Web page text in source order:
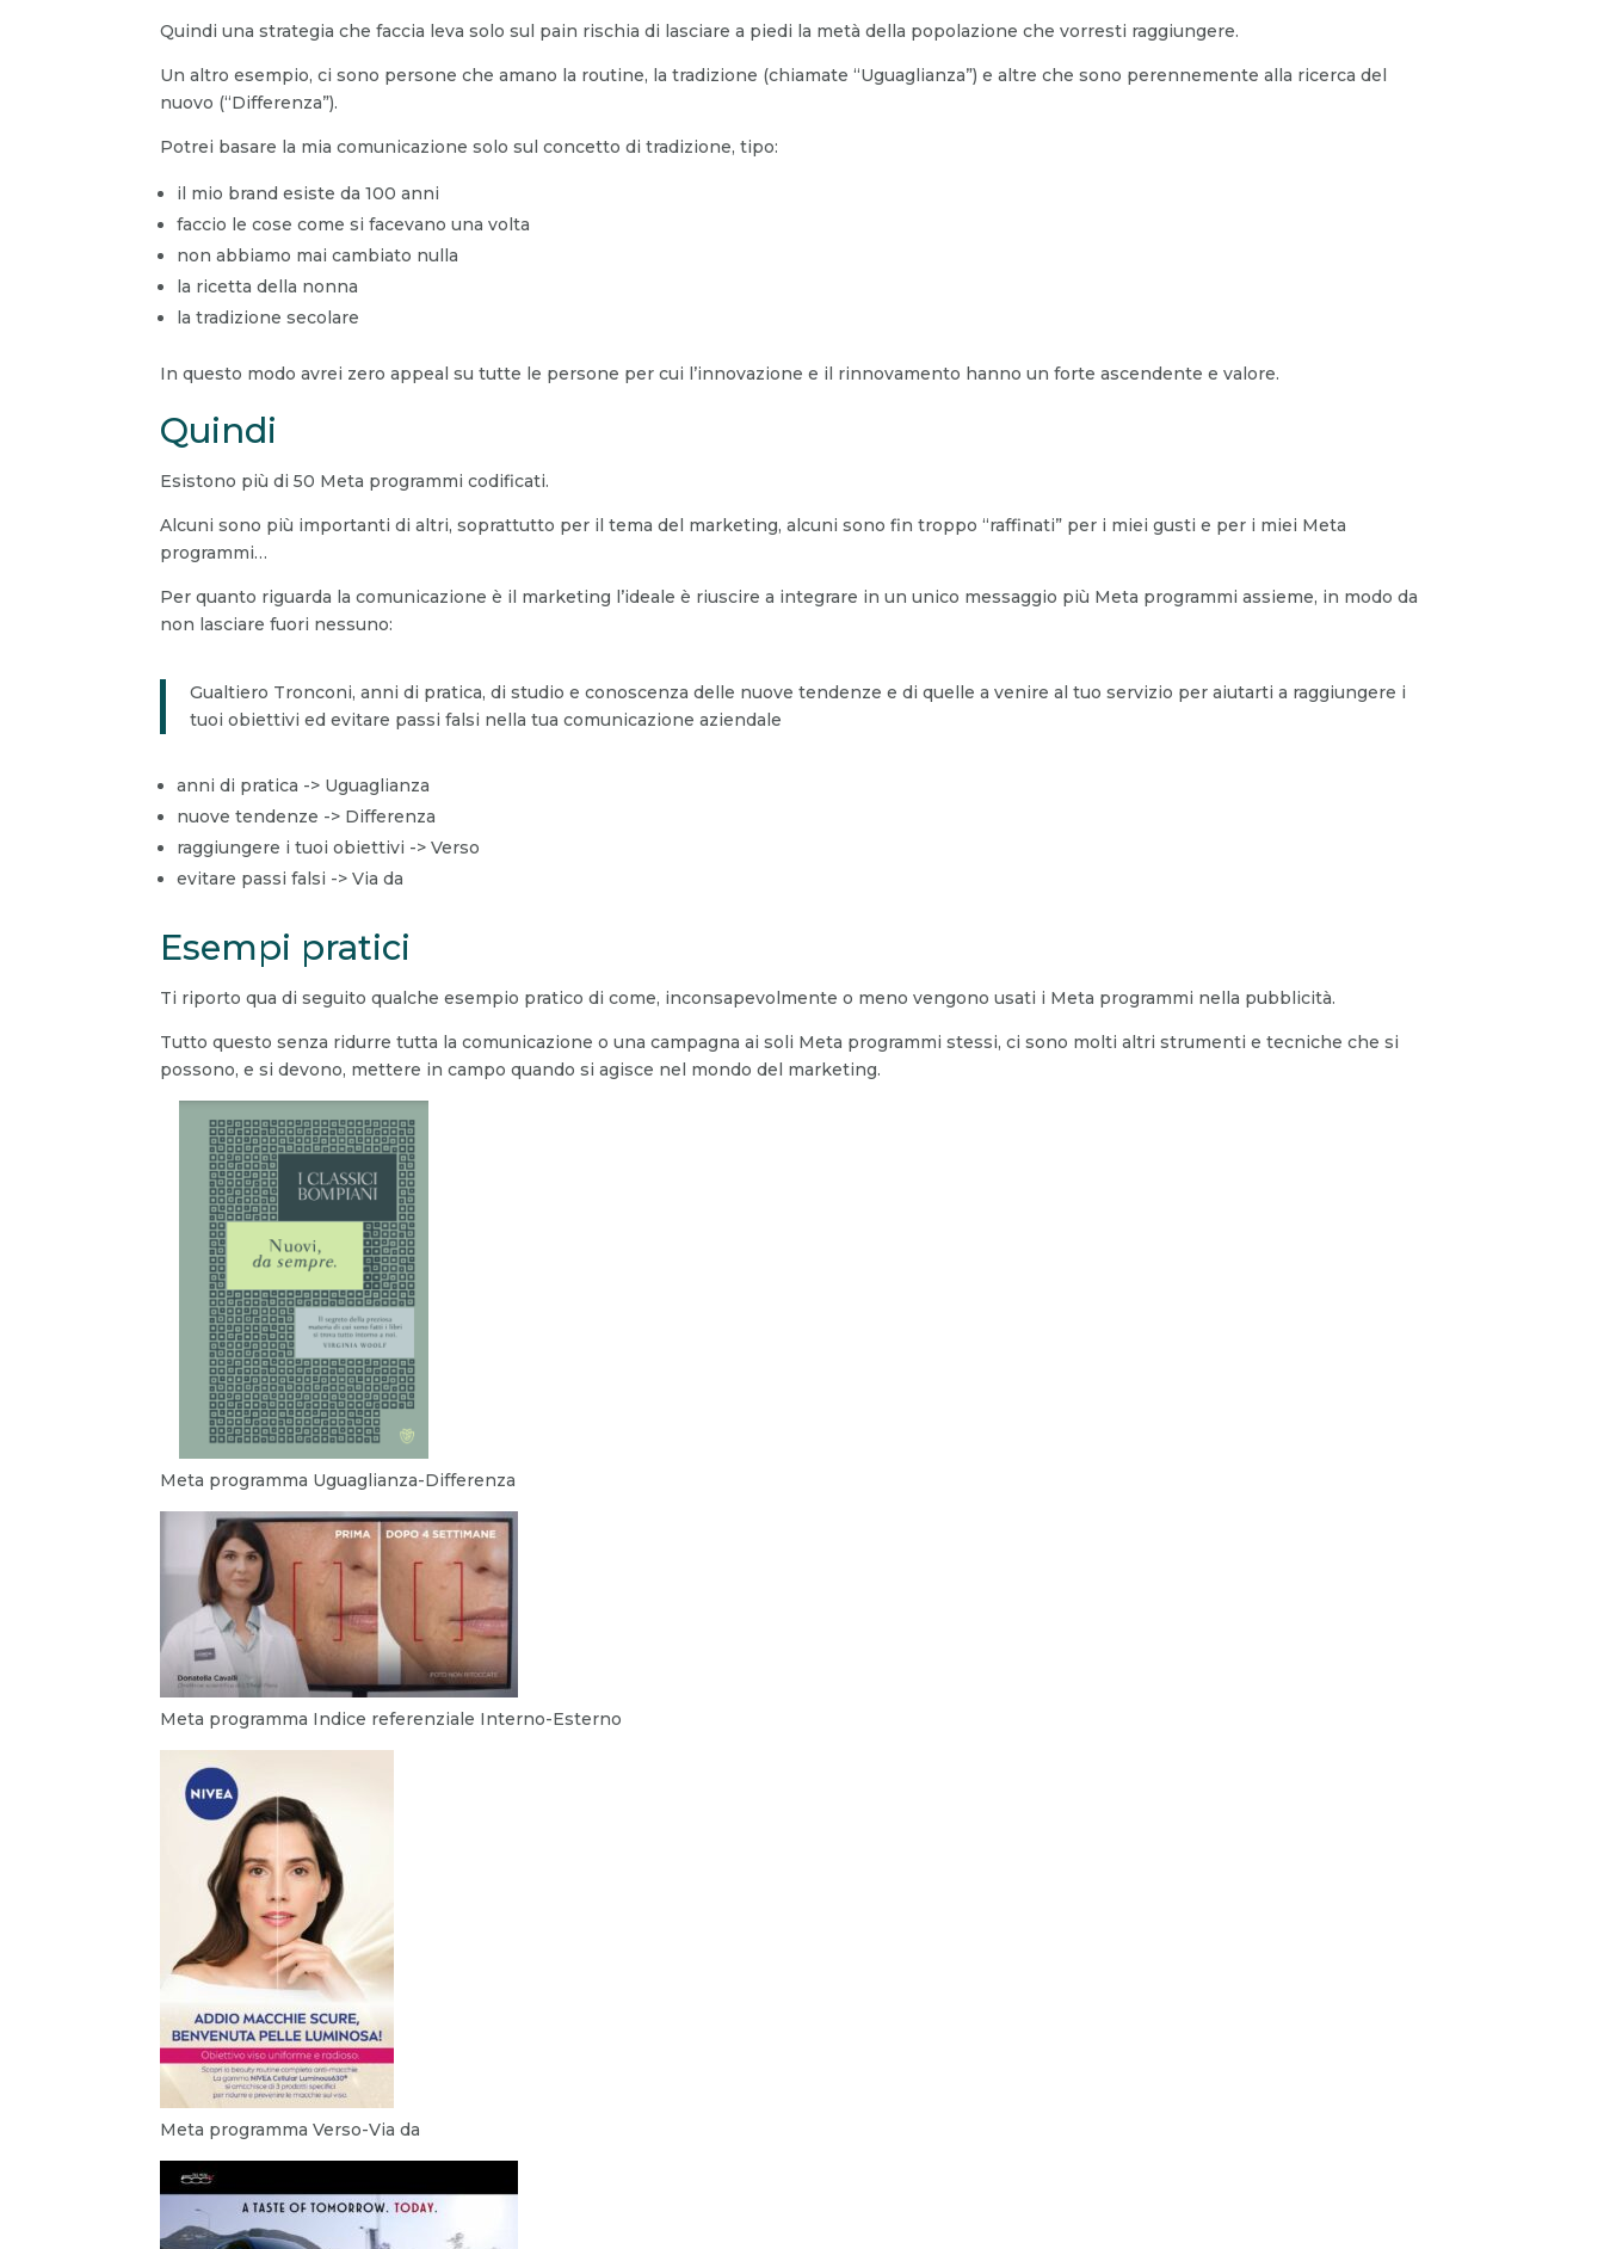
Quindi una strategia che faccia leva solo sul pain rischia di lasciare a piedi la metà della popolazione che vorresti raggiungere.
Un altro esempio, ci sono persone che amano la routine, la tradizione (chiamate “Uguaglianza”) e altre che sono perennemente alla ricerca del
nuovo (“Differenza”).
Potrei basare la mia comunicazione solo sul concetto di tradizione, tipo:
il mio brand esiste da 100 anni
faccio le cose come si facevano una volta
non abbiamo mai cambiato nulla
la ricetta della nonna
la tradizione secolare
In questo modo avrei zero appeal su tutte le persone per cui l’innovazione e il rinnovamento hanno un forte ascendente e valore.
Quindi
Esistono più di 50 Meta programmi codificati.
Alcuni sono più importanti di altri, soprattutto per il tema del marketing, alcuni sono fin troppo “raffinati” per i miei gusti e per i miei Meta
programmi…
Per quanto riguarda la comunicazione è il marketing l’ideale è riuscire a integrare in un unico messaggio più Meta programmi assieme, in modo da
non lasciare fuori nessuno:
Gualtiero Tronconi, anni di pratica, di studio e conoscenza delle nuove tendenze e di quelle a venire al tuo servizio per aiutarti a raggiungere i
tuoi obiettivi ed evitare passi falsi nella tua comunicazione aziendale
anni di pratica -> Uguaglianza
nuove tendenze -> Differenza
raggiungere i tuoi obiettivi -> Verso
evitare passi falsi -> Via da
Esempi pratici
Ti riporto qua di seguito qualche esempio pratico di come, inconsapevolmente o meno vengono usati i Meta programmi nella pubblicità.
Tutto questo senza ridurre tutta la comunicazione o una campagna ai soli Meta programmi stessi, ci sono molti altri strumenti e tecniche che si
possono, e si devono, mettere in campo quando si agisce nel mondo del marketing.
Meta programma Uguaglianza-Differenza
Meta programma Indice referenziale Interno-Esterno
Meta programma Verso-Via da